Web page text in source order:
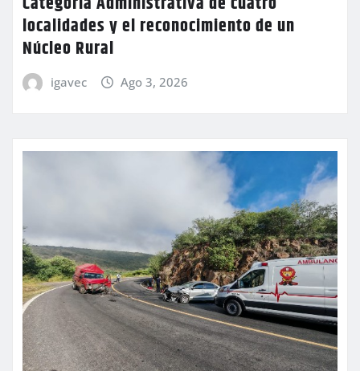
localidades y el reconocimiento de un
Núcleo Rural
igavec Ago 3, 2026